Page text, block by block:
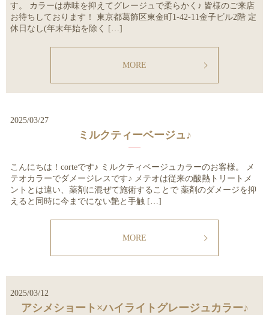
す。 カラーは赤味を抑えてグレージュで柔らかく♪ 皆様のご来店
お待ちしております！ 東京都葛飾区東金町1-42-11金子ビル2階 定
休日なし(年末年始を除く […]
MORE
2025/03/27
ミルクティーベージュ♪
こんにちは！corteです♪ ミルクティベージュカラーのお客様。 メ
テオカラーでダメージレスです♪ メテオは従来の酸熱トリートメ
ントとは違い、薬剤に混ぜて施術することで 薬剤のダメージを抑
えると同時に今までにない艶と手触 […]
MORE
2025/03/12
アシメショート×ハイライトグレージュカラー♪